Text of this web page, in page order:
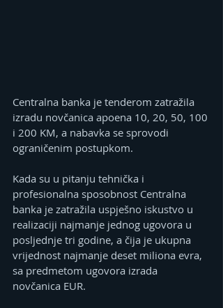
Centralna banka je tenderom zatražila
izradu novčanica apoena 10, 20, 50, 100
i 200 KM, a nabavka se sprovodi
ograničenim postupkom.
Kada su u pitanju tehnička i
profesionalna sposobnost Centralna
banka je zatražila uspješno iskustvo u
realizaciji najmanje jednog ugovora u
posljednje tri godine, a čija je ukupna
vrijednost najmanje deset miliona evra,
sa predmetom ugovora izrada
novčanica EUR.